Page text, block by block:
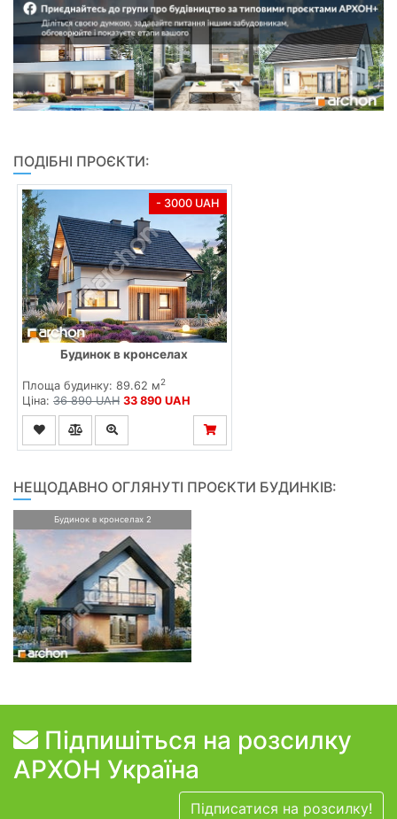
ПОДІБНІ ПРОЄКТИ:
- 3000 UAH
Будинок в кронселах
Площа будинку: 89.62 м2
Ціна: 36 890 UAH 33 890 UAH
НЕЩОДАВНО ОГЛЯНУТІ ПРОЄКТИ БУДИНКІВ:
Будинок в кронселах 2
Підпишіться на розсилку
АРХОН Україна
Підписатися на розсилку!